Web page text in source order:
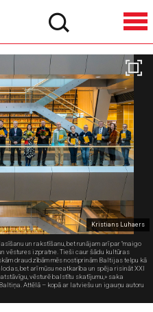
Kristians Luhaers
un rakstīšanu, bet runājam arī par "maigo
vēstures izpratne. Tieši caur šādu kultūras
draudzībām mēs nostiprinām Baltijas telpu kā
bet arī mūsu neatkarība un spēja risināt XXI
vēsturē balstītu skatījumu,» saka
Attēlā – kopā ar latviešu un igauņu autoru